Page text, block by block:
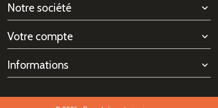
Notre société
Votre compte
Informations